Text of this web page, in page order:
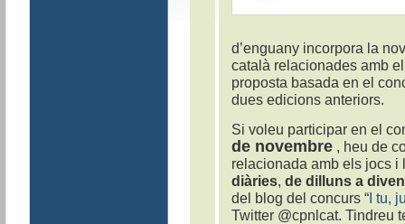
d’enguany incorpora la
català relacionades amb
proposta basada en el
dues edicions anteriors.
Si voleu participar en el
de novembre, heu de
relacionada amb els jocs
diàries, de dilluns a
del blog del concurs “I tu,
Twitter @cpnlcat. Tindreu